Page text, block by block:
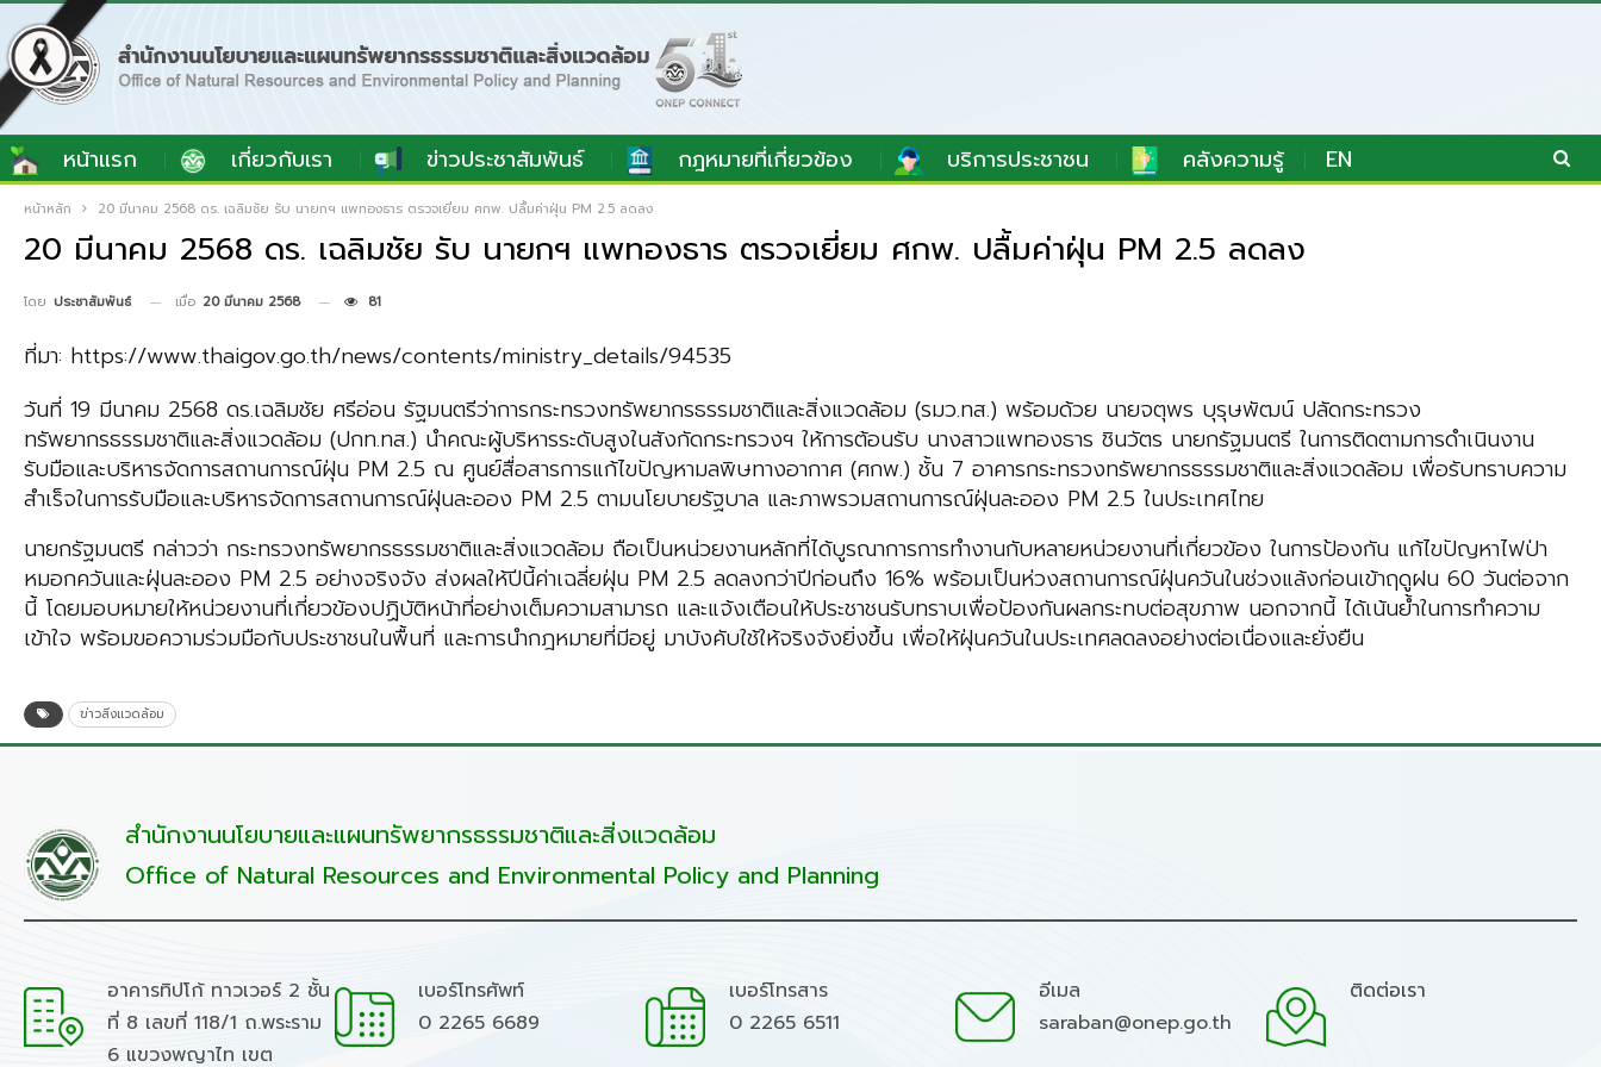
หน้าแรก เกี่ยวกับเรา ข่าวประชาสัมพันธ์ กฎหมายที่เกี่ยวข้อง บริการประชาชน คลังความรู้ EN
หน้าหลัก 20 มีนาคม 2568 ดร. เฉลิมชัย รับ นายกฯ แพทองธาร ตรวจเยี่ยม ศกพ. ปลื้มค่าฝุ่น PM 2.5 ลดลง
20 มีนาคม 2568 ดร. เฉลิมชัย รับ นายกฯ แพทองธาร ตรวจเยี่ยม ศกพ. ปลื้มค่าฝุ่น PM 2.5 ลดลง
โดย ประชาสัมพันธ์ เมื่อ 20 มีนาคม 2568 81
ที่มา: https://www.thaigov.go.th/news/contents/ministry_details/94535
วันที่ 19 มีนาคม 2568 ดร.เฉลิมชัย ศรีอ่อน รัฐมนตรีว่าการกระทรวงทรัพยากรธรรมชาติและสิ่งแวดล้อม (รมว.ทส.) พร้อมด้วย นายจตุพร บุรุษพัฒน์ ปลัดกระทรวง
ทรัพยากรธรรมชาติและสิ่งแวดล้อม (ปกท.ทส.) นำคณะผู้บริหารระดับสูงในสังกัดกระทรวงฯ ให้การต้อนรับ นางสาวแพทองธาร ชินวัตร นายกรัฐมนตรี ในการติดตามการดำเนินงาน
รับมือและบริหารจัดการสถานการณ์ฝุ่น PM 2.5 ณ ศูนย์สื่อสารการแก้ไขปัญหามลพิษทางอากาศ (ศกพ.) ชั้น 7 อาคารกระทรวงทรัพยากรธรรมชาติและสิ่งแวดล้อม เพื่อรับทราบความ
สำเร็จในการรับมือและบริหารจัดการสถานการณ์ฝุ่นละออง PM 2.5 ตามนโยบายรัฐบาล และภาพรวมสถานการณ์ฝุ่นละออง PM 2.5 ในประเทศไทย
นายกรัฐมนตรี กล่าวว่า กระทรวงทรัพยากรธรรมชาติและสิ่งแวดล้อม ถือเป็นหน่วยงานหลักที่ได้บูรณาการการทำงานกับหลายหน่วยงานที่เกี่ยวข้อง ในการป้องกัน แก้ไขปัญหาไฟป่า
หมอกควันและฝุ่นละออง PM 2.5 อย่างจริงจัง ส่งผลให้ปีนี้ค่าเฉลี่ยฝุ่น PM 2.5 ลดลงกว่าปีก่อนถึง 16% พร้อมเป็นห่วงสถานการณ์ฝุ่นควันในช่วงแล้งก่อนเข้าฤดูฝน 60 วันต่อจาก
นี้ โดยมอบหมายให้หน่วยงานที่เกี่ยวข้องปฏิบัติหน้าที่อย่างเต็มความสามารถ และแจ้งเตือนให้ประชาชนรับทราบเพื่อป้องกันผลกระทบต่อสุขภาพ นอกจากนี้ ได้เน้นย้ำในการทำความ
เข้าใจ พร้อมขอความร่วมมือกับประชาชนในพื้นที่ และการนำกฎหมายที่มีอยู่ มาบังคับใช้ให้จริงจังยิ่งขึ้น เพื่อให้ฝุ่นควันในประเทศลดลงอย่างต่อเนื่องและยั่งยืน
ข่าวสิ่งแวดล้อม
สำนักงานนโยบายและแผนทรัพยากรธรรมชาติและสิ่งแวดล้อม
Office of Natural Resources and Environmental Policy and Planning
อาคารทิปโก้ ทาวเวอร์ 2 ชั้น
ที่ 8 เลขที่ 118/1 ถ.พระราม
6 แขวงพญาไท เขต
เบอร์โทรศัพท์
0 2265 6689
เบอร์โทรสาร
0 2265 6511
อีเมล
saraban@onep.go.th
ติดต่อเรา